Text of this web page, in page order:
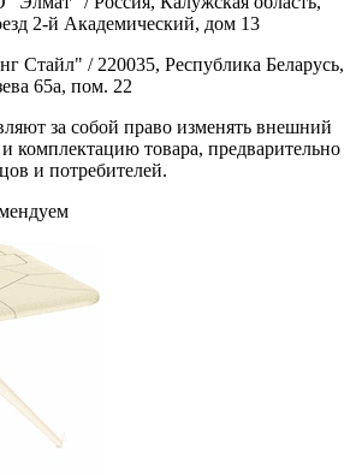
2-й Академический, дом 13
/ 220035, Республика Беларусь,
65а, пом. 22
за собой право изменять внешний
комплектацию товара, предварительно
и потребителей.